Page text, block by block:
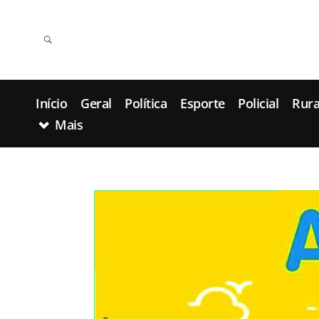
Início Geral Política Esporte Policial
Mais